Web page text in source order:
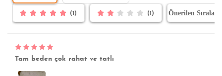
(1) (1)
Tam beden çok rahat ve tatlı